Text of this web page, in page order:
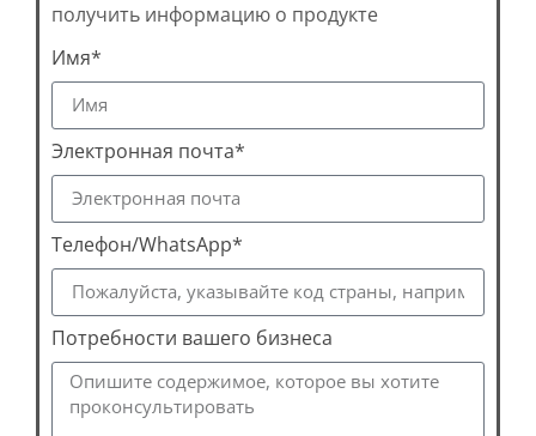
получить информацию о продукте
Имя*
Электронная почта*
Телефон/WhatsApp*
Потребности вашего бизнеса